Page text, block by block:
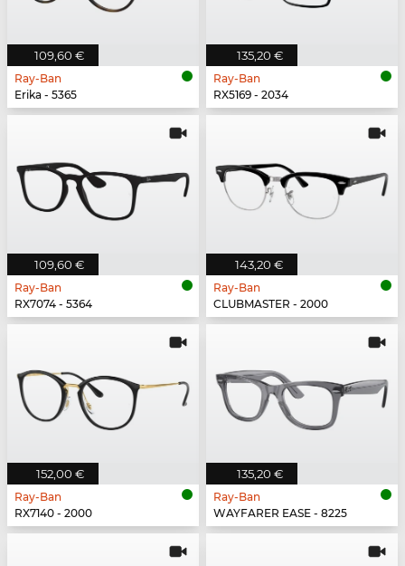
109,60 €
Ray-Ban
Erika - 5365
135,20 €
Ray-Ban
RX5169 - 2034
109,60 €
Ray-Ban
RX7074 - 5364
143,20 €
Ray-Ban
CLUBMASTER - 2000
152,00 €
Ray-Ban
RX7140 - 2000
135,20 €
Ray-Ban
WAYFARER EASE - 8225